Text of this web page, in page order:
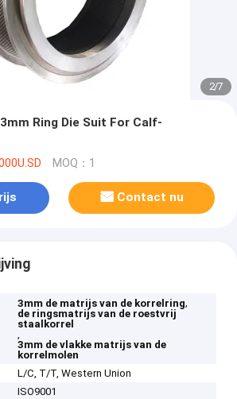
2/7
Ring Die Suit For Calf-
MOQ：1
Contact nu
3mm de matrijs van de korrelring,
de ringsmatrijs van de roestvrij
staalkorrel
,
3mm de vlakke matrijs van de
korrelmolen
L/C, T/T, Western Union
ISO9001